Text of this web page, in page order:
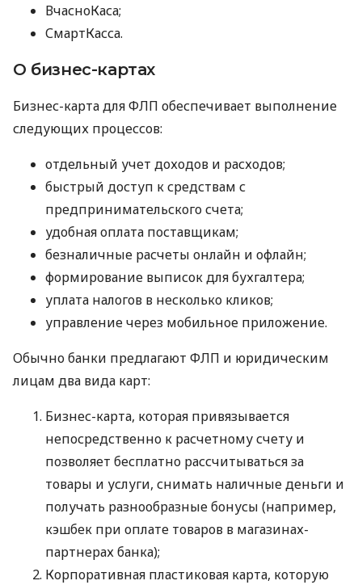
ВчасноКаса;
СмартКасса.
О бизнес-картах
Бизнес-карта для ФЛП обеспечивает выполнение
следующих процессов:
отдельный учет доходов и расходов;
быстрый доступ к средствам с
предпринимательского счета;
удобная оплата поставщикам;
безналичные расчеты онлайн и офлайн;
формирование выписок для бухгалтера;
уплата налогов в несколько кликов;
управление через мобильное приложение.
Обычно банки предлагают ФЛП и юридическим
лицам два вида карт:
Бизнес-карта, которая привязывается
непосредственно к расчетному счету и
позволяет бесплатно рассчитываться за
товары и услуги, снимать наличные деньги и
получать разнообразные бонусы (например,
кэшбек при оплате товаров в магазинах-
партнерах банка);
Корпоративная пластиковая карта, которую